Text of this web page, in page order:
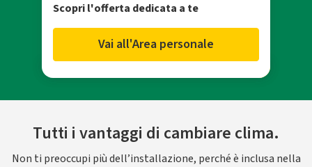
Scopri l'offerta dedicata a te
Vai all'Area personale
Tutti i vantaggi di cambiare clima.
Non ti preoccupi più dell’installazione, perché è inclusa nella